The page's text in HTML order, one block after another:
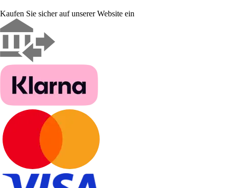
Kaufen Sie sicher auf unserer Website ein